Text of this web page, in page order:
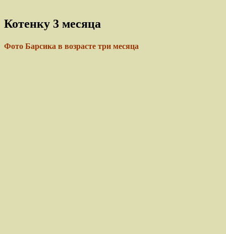
Котенку 3 месяца
Фото Барсика в возрасте три месяца